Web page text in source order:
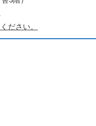
ださい。